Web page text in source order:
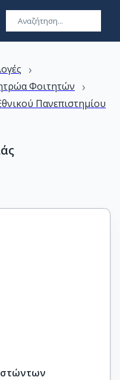
›
Φοιτητών ›
Πανεπιστημίου